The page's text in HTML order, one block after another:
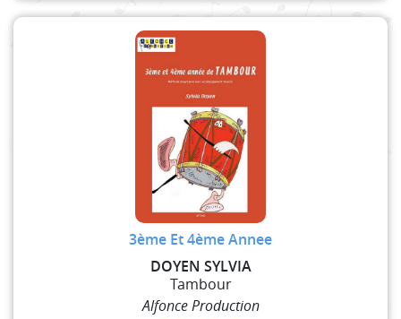
3ème Et 4ème Annee
DOYEN SYLVIA
Tambour
Alfonce Production